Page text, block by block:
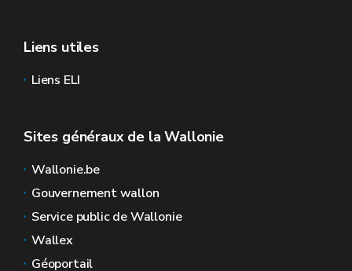
Liens utiles
Liens ELI
Sites généraux de la Wallonie
Wallonie.be
Gouvernement wallon
Service public de Wallonie
Wallex
Géoportail